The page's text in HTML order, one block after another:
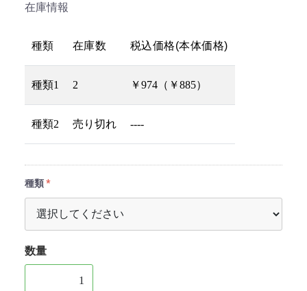
在庫情報
種類 在庫数 税込価格(本体価格)
種類1 2 ￥974（￥885）
種類2 売り切れ ----
種類
数量